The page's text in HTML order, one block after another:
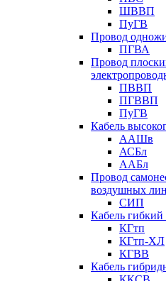
ШВВП
ПуГВ
Провод
ПГВА
Провод
ПВВП
ПГВВП
ПуГВ
Кабель
ААШв
АСБл
ААБл
Провод
воздушных
СИП
Кабель гибкий
КГтп
КГтп-ХЛ
КГВВ
Кабель